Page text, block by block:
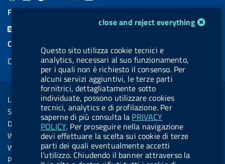
cookie management moduleclose and reject everything
Questo sito utilizza cookie tecnici e
analytics, necessari al suo funzionamento,
per i quali non è richiesto il consenso. Per
alcuni servizi aggiuntivi, le terze parti
fornitrici, dettagliatamente sotto
individuate, possono utilizzare cookies
tecnici, analytics e di profilazione. Per
saperne di più consulta la PRIVACY
POLICY. Per proseguire nella navigazione
devi effettuare la scelta sui cookie di terze
parti dei quali eventualmente accetti
l’utilizzo. Chiudendo il banner attraverso la
a
i
a
l
.
b
u
t
t
o
n
.
l
s
k
y
o
u
b
e
i
e
d
i
n
FEED RSS
COOKIES
Cookie management
Sezione Link Utili
Legal notice
Social Media Policy
Dichiarazione di accessibilità
Web accessibility
Website statistics
Privacy